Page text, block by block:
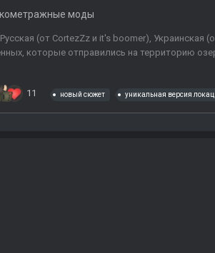
моды
(от CortezZz и it's boomer), Украинская
которые отправились на территорию
11 новый сюжет уникальная версия